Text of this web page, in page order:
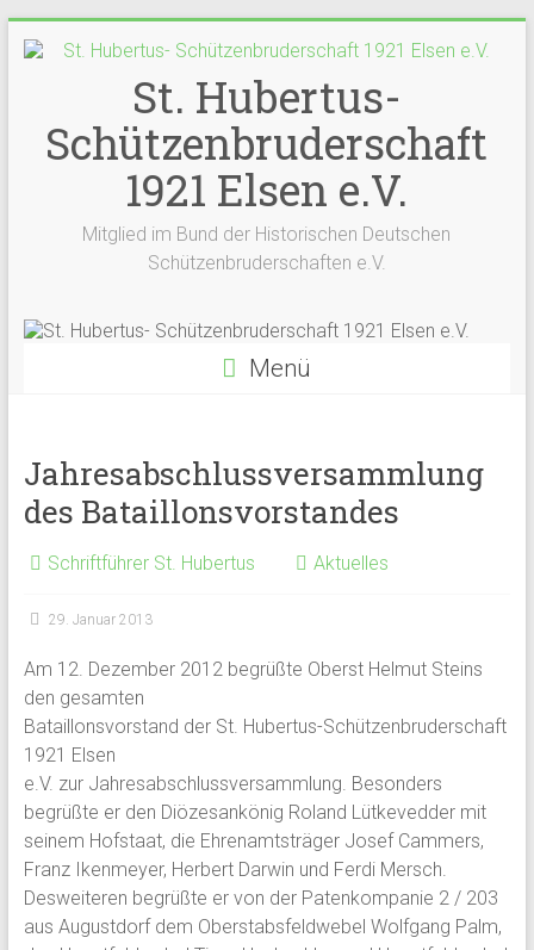
Inhalt
St. Hubertus-
Schützenbruderschaft
1921 Elsen e.V.
Mitglied im Bund der Historischen Deutschen
Schützenbruderschaften e.V.
Menü
Jahresabschlussversammlung
des Bataillonsvorstandes
Schriftführer St. Hubertus Aktuelles
29. Januar 2013
Am 12. Dezember 2012 begrüßte Oberst Helmut Steins
den gesamten
Bataillonsvorstand der St. Hubertus-Schützenbruderschaft
1921 Elsen
e.V. zur Jahresabschlussversammlung. Besonders
begrüßte er den Diözesankönig Roland Lütkevedder mit
seinem Hofstaat, die Ehrenamtsträger Josef Cammers,
Franz Ikenmeyer, Herbert Darwin und Ferdi Mersch.
Desweiteren begrüßte er von der Patenkompanie 2 / 203
aus Augustdorf dem Oberstabsfeldwebel Wolfgang Palm,